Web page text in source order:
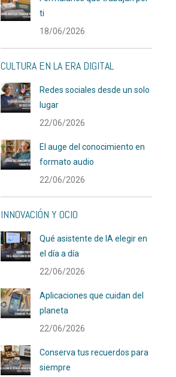
ti
18/06/2026
CULTURA EN LA ERA DIGITAL
Redes sociales desde un solo
lugar
22/06/2026
El auge del conocimiento en
formato audio
22/06/2026
INNOVACIÓN Y OCIO
Qué asistente de IA elegir en
el día a día
22/06/2026
Aplicaciones que cuidan del
planeta
22/06/2026
Conserva tus recuerdos para
siempre